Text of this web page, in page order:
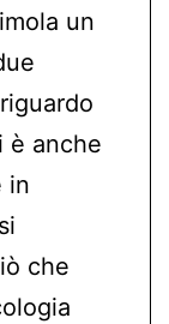
un
è anche
in
che